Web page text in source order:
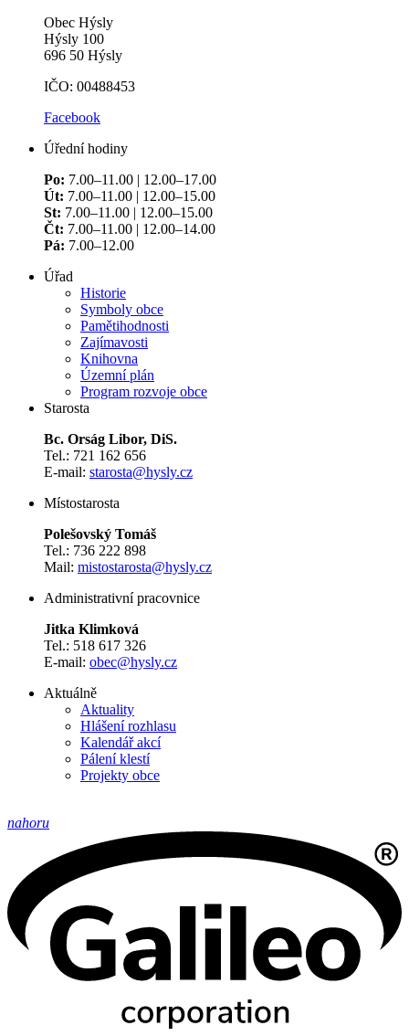
Obec Hýsly
Hýsly 100
696 50 Hýsly
IČO: 00488453
Facebook
Úřední hodiny
Po: 7.00–11.00 | 12.00–17.00
Út: 7.00–11.00 | 12.00–15.00
St: 7.00–11.00 | 12.00–15.00
Čt: 7.00–11.00 | 12.00–14.00
Pá: 7.00–12.00
Úřad
Historie
Symboly obce
Pamětihodnosti
Zajímavosti
Knihovna
Územní plán
Program rozvoje obce
Starosta
Bc. Orság Libor, DiS.
Tel.: 721 162 656
E-mail: starosta@hysly.cz
​​​​​​​Místostarosta
Polešovský Tomáš
Tel.: 736 222 898
Mail: mistostarosta@hysly.cz
Administrativní pracovnice
Jitka Klimková
Tel.: 518 617 326
E-mail: obec@hysly.cz
Aktuálně
Aktuality
Hlášení rozhlasu
Kalendář akcí
Pálení klestí
Projekty obce
nahoru